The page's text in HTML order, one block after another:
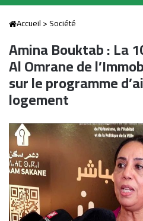
Accueil>Société
Amina Bouktab : La
Al Omrane de
sur le programme
logement